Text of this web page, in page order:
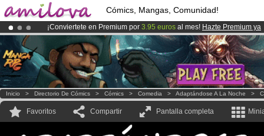
Cómics, Mangas, Comunidad!
¡Conviertete en Premium por 3.95 euros al mes! Hazte Premium ya
¡Ya tenemos 100000miembrosy 1000Cómics y Mangas!.
El Kickstarter Amilova está desormado lanzado!.
Inicio > Directorio De Cómics > Cómics > Comedia > Adaptándose A La Noche >
Favoritos Compartir Pantalla completa